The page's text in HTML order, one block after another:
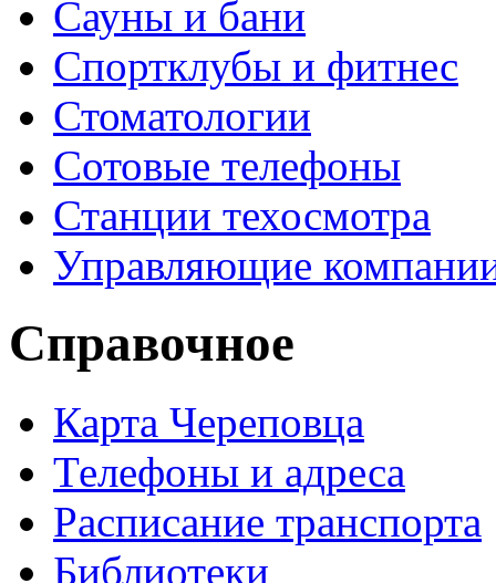
Сауны и бани
Спортклубы и фитнес
Стоматологии
Сотовые телефоны
Станции техосмотра
Управляющие
Справочное
Карта Череповца
Телефоны и адреса
Расписание транспорта
Библиотеки